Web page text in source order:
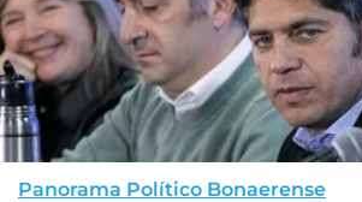
Panorama Político Bonaerense